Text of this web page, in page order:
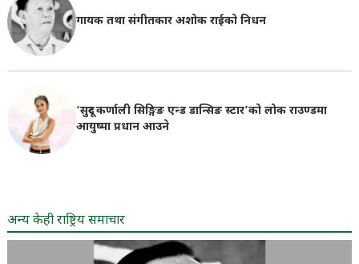
गायक तथा संगीतकार अशोक राईको निधन
‘सुदूर कर्णाली सिङ्गिङ एन्ड डान्सिङ स्टार’को लोक राउण्डमा
आयुष्मा प्रधान आउने
अन्य केही राष्ट्रिय समाचार